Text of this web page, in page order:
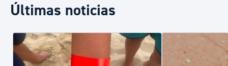
Últimas noticias